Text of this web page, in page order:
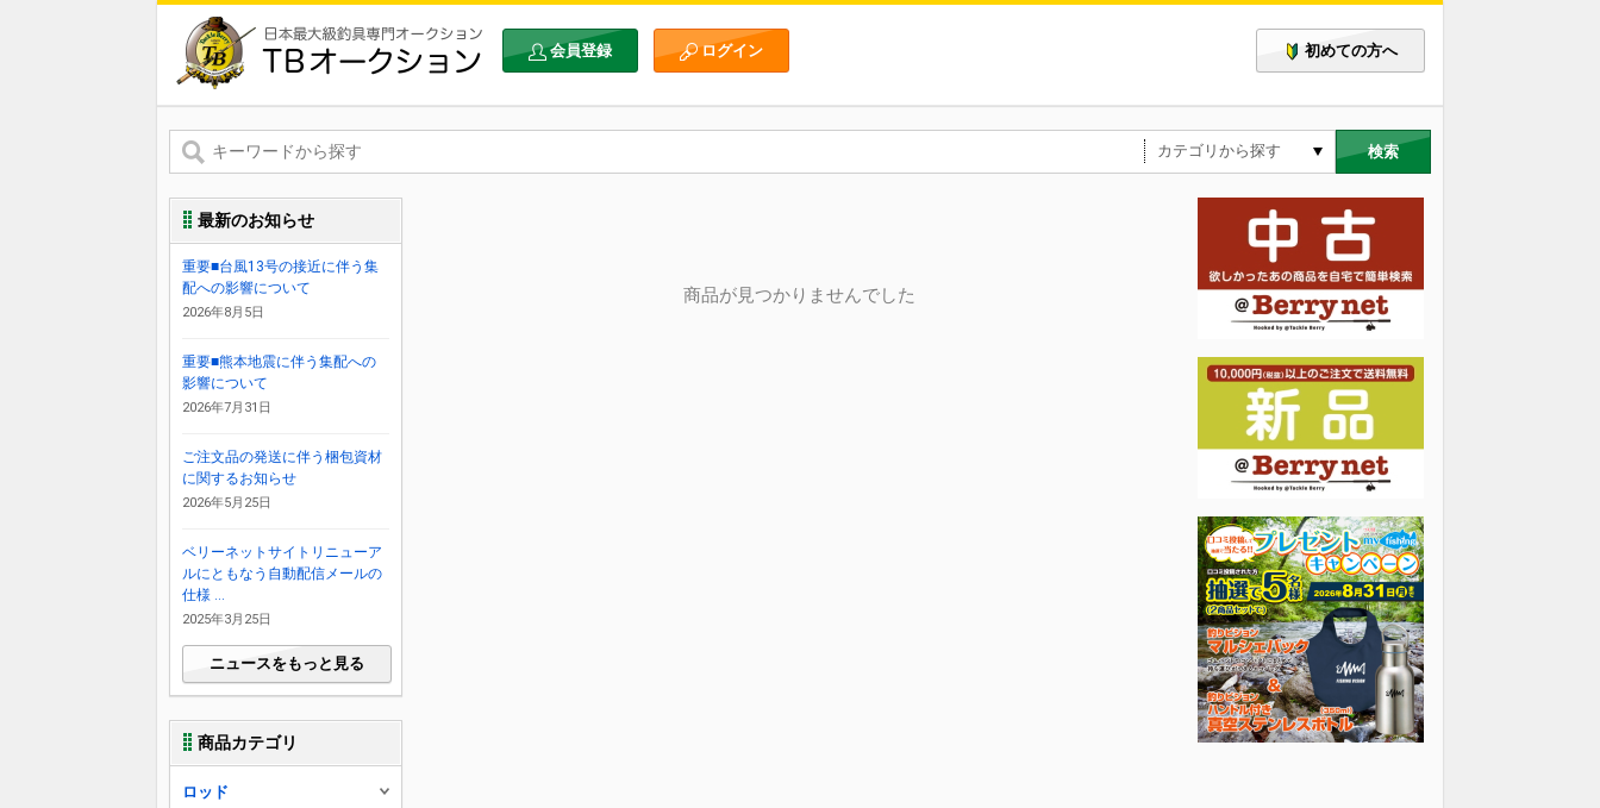
会員登録 ログイン 初めての方へ
検索
最新のお知らせ
重要■台風13号の接近に伴う集
配への影響について
2026年8月5日
重要■熊本地震に伴う集配への
影響について
2026年7月31日
ご注文品の発送に伴う梱包資材
に関するお知らせ
2026年5月25日
ベリーネットサイトリニューア
ルにともなう自動配信メールの
仕様 ...
2025年3月25日
ニュースをもっと見る
商品カテゴリ
ロッド
商品が見つかりませんでした